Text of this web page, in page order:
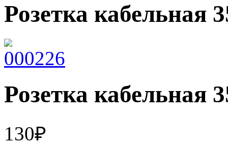
Розетка кабельная
Розетка кабельная
130₽